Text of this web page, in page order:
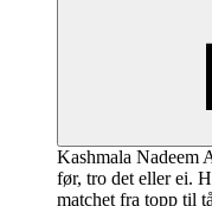
Kashmala Nadeem
før, tro det eller ei.
matchet fra topp til